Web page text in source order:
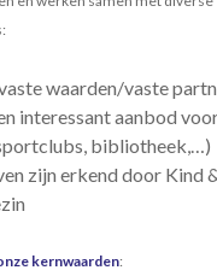
waarden/vaste
interessant aanbod
bibliotheek,…)
zijn erkend door Kind
kernwaarden: